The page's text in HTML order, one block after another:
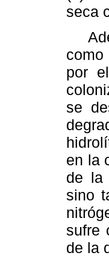
seca
por
se
en la
de la
sino
sufre
de la